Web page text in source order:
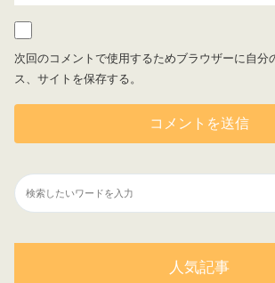
次回のコメントで使用するためブラウザーに自分
ス、サイトを保存する。
人気記事